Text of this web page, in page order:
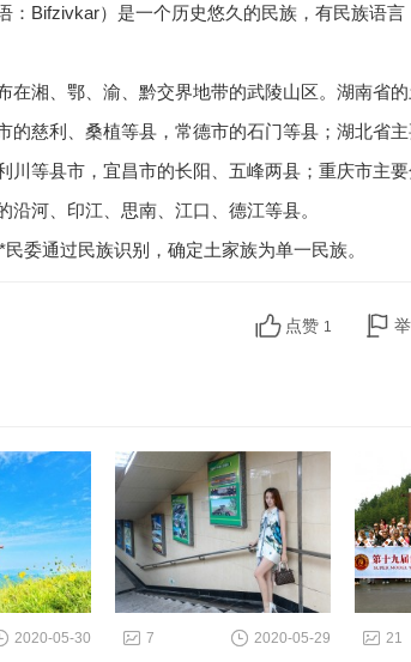
：Bifzivkar）是一个历史悠久的民族，有民族语
在湘、鄂、渝、黔交界地带的武陵山区。湖南省
的慈利、桑植等县，常德市的石门等县；湖北省
川等县市，宜昌市的长阳、五峰两县；重庆市主
沿河、印江、思南、江口、德江等县。
民委通过民族识别，确定土家族为单一民族。
点赞 1
2020-05-30 2020-05-29
7
21